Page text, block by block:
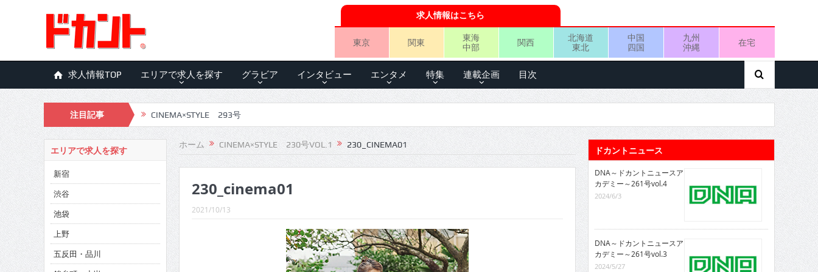
求人情報はこちら
東京 関東
東海
中部
関西
北海道
東北
中国
四国
九州
沖縄
在宅
求人情報TOP エリアで求人を探す グラビア インタビュー エンタメ 特集 連載企画 目次
注目記事 CINEMA×STYLE 293号
CINEMA×STYLE 292号
CINEMA×STYLE 291号
CINEMA×STYLE 290号
CINEMA×STYLE 289号
CINEMA×STYLE 288号
ホーム CINEMA×STYLE 230号VOL.1 230_CINEMA01
230_cinema01
2021/10/13
エリアで求人を探す
新宿
渋谷
池袋
上野
五反田・品川
ドカントニュース
DNA～ドカントニュースア
カデミー～261号vol.4
2024/6/3
DNA～ドカントニュースア
カデミー～261号vol.3
2024/5/27